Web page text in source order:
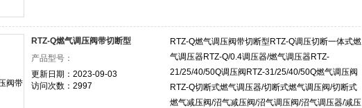
RTZ-Q燃气调压阀带切断型
产品型号：
更新日期：2023-09-03
访问次数：2997
RTZ-Q燃气调压阀带切断型RTZ-Q调压切断一体式燃
气调压器RTZ-Q/0.4调压器/燃气调压器RTZ-
21/25/40/50Q调压阀RTZ-31/25/40/50Q燃气调压阀
RTZ-Q切断式燃气调压器/切断式燃气调压阀/切断式
燃气减压阀/沼气减压阀/沼气调压阀/沼气调压器/减压